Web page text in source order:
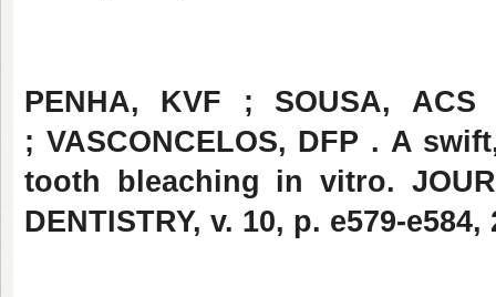
PENHA, KVF ; SOUSA,
; VASCONCELOS, DFP . A
tooth bleaching in vitro.
DENTISTRY, v. 10, p. e579-e584,